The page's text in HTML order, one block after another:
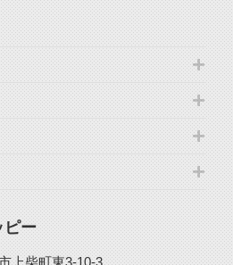
ピー
上柴町東3-10-3